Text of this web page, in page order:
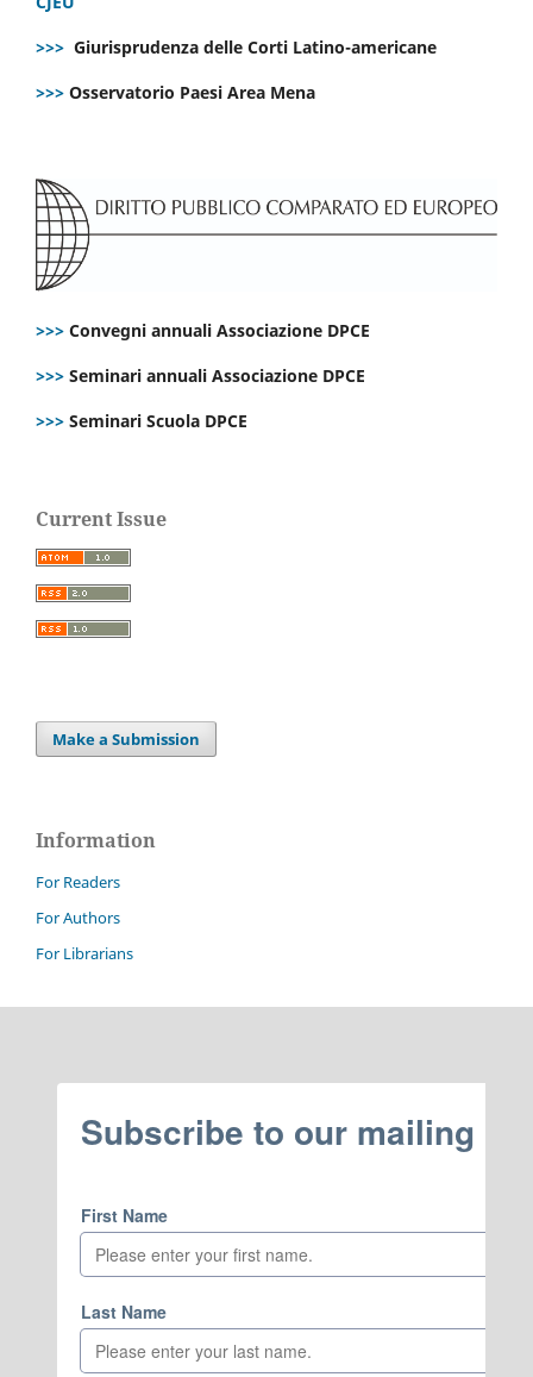
>>> Giurisprudenza delle Corti Latino-americane
>>> Osservatorio Paesi Area Mena
>>> Convegni annuali Associazione DPCE
>>> Seminari annuali Associazione DPCE
>>> Seminari Scuola DPCE
Current Issue
Make a Submission
Information
For Readers
For Authors
For Librarians